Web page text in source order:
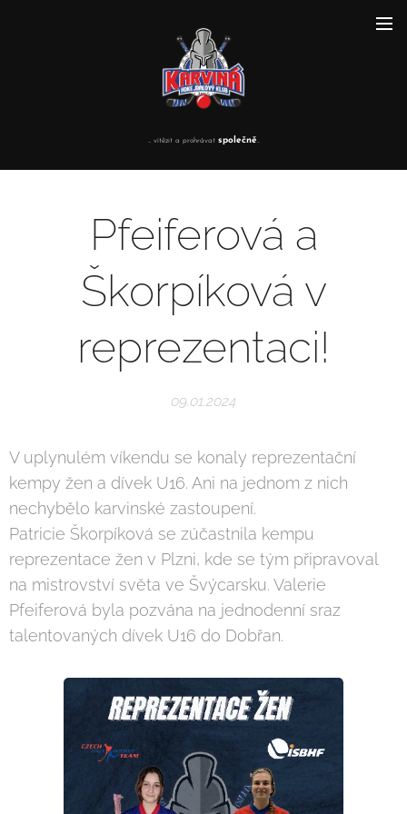
... vítězit a prohrávat společně...
Pfeiferová a
Škorpíková v
reprezentaci!
09.01.2024
V uplynulém víkendu se konaly reprezentační
kempy žen a dívek U16. Ani na jednom z nich
nechybělo karvinské zastoupení.
Patricie Škorpíková se zúčastnila kempu
reprezentace žen v Plzni, kde se tým připravoval
na mistrovství světa ve Švýcarsku. Valerie
Pfeiferová byla pozvána na jednodenní sraz
talentovaných dívek U16 do Dobřan.